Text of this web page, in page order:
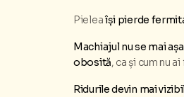
Pieleaîși pierde
Machiajul nu se mai
obosită, ca și cum nu
Ridurile devin mai